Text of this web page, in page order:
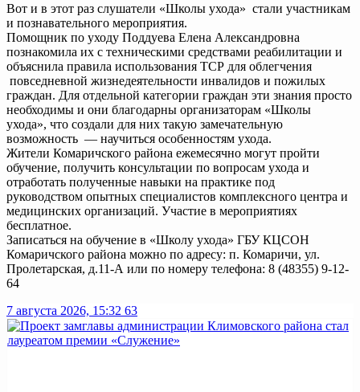
Вот и в этот раз слушатели «Школы ухода» стали участникам
и познавательного мероприятия.
Помощник по уходу Поддуева Елена Александровна
познакомила их с техническими средствами реабилитации и
объяснила правила использования ТСР для облегчения
повседневной жизнедеятельности инвалидов и пожилых
граждан. Для отдельной категории граждан эти знания просто
необходимы и они благодарны организаторам «Школы
ухода», что создали для них такую замечательную
возможность — научиться особенностям ухода.
Жители Комаричского района ежемесячно могут пройти
обучение, получить консультации по вопросам ухода и
отработать полученные навыки на практике под
руководством опытных специалистов комплексного центра и
медицинских организаций. Участие в мероприятиях
бесплатное.
Записаться на обучение в «Школу ухода» ГБУ КЦСОН
Комаричского района можно по адресу: п. Комаричи, ул.
Пролетарская, д.11-А или по номеру телефона: 8 (48355) 9-12-
64
7 августа 2026, 15:32 63